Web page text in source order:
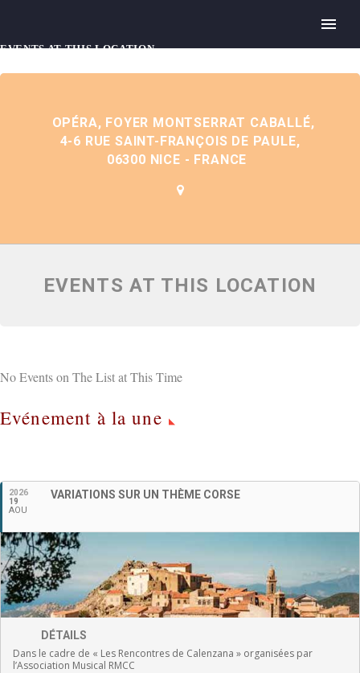
EVENTS AT THIS LOCATION
OPÉRA, FOYER MONTSERRAT CABALLÉ,
4-6 RUE SAINT-FRANÇOIS DE PAULE,
06300 NICE - FRANCE
EVENTS AT THIS LOCATION
No Events on The List at This Time
Evénement à la une
2026
19
AOU
VARIATIONS SUR UN THÈME CORSE
DÉTAILS
Dans le cadre de « Les Rencontres de Calenzana » organisées par
l’Association Musical RMCC